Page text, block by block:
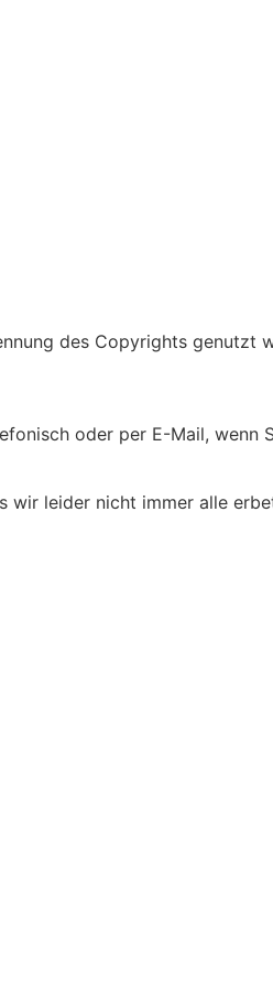
des Copyrights genutzt
oder per E-Mail, wenn
leider nicht immer alle